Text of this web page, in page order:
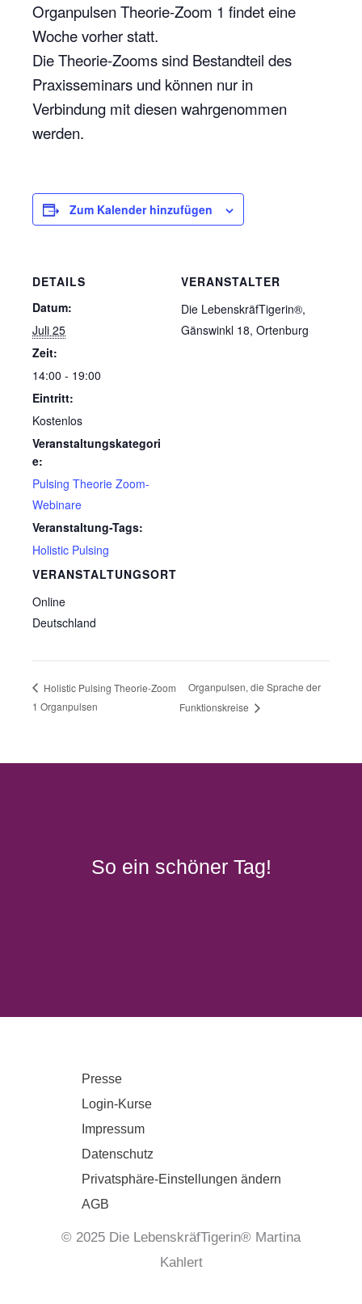
Organpulsen Theorie-Zoom 1 findet eine
Woche vorher statt.
Die Theorie-Zooms sind Bestandteil des
Praxisseminars und können nur in
Verbindung mit diesen wahrgenommen
werden.
Zum Kalender hinzufügen
DETAILS
Datum:
Juli 25
Zeit:
14:00 - 19:00
Eintritt:
Kostenlos
Veranstaltungskategori
e:
Pulsing Theorie Zoom-
Webinare
Veranstaltung-Tags:
Holistic Pulsing
VERANSTALTUNGSORT
Online
Deutschland
VERANSTALTER
Die LebenskräfTigerin®,
Gänswinkl 18, Ortenburg
Holistic Pulsing Theorie-Zoom
1 Organpulsen
Organpulsen, die Sprache der
Funktionskreise
So ein schöner Tag!
Presse
Login-Kurse
Impressum
Datenschutz
Privatsphäre-Einstellungen ändern
AGB
© 2025 Die LebenskräfTigerin® Martina
Kahlert